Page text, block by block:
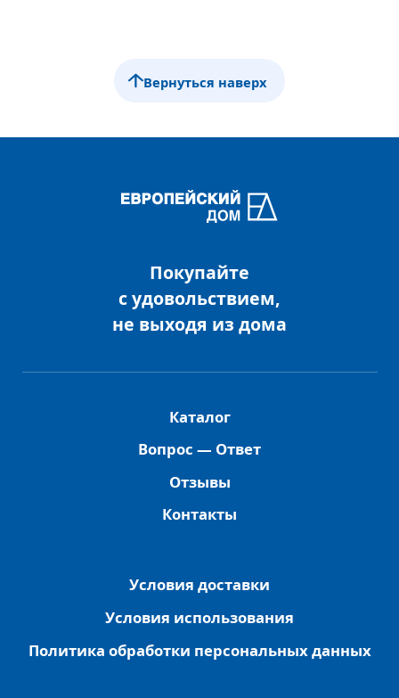
Вернуться наверх
Покупайте
с удовольствием,
не выходя из дома
Каталог
Вопрос — Ответ
Отзывы
Контакты
Условия доставки
Условия использования
Политика обработки персональных данных